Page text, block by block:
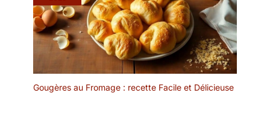
deux poignées latérales,
cette poêle en fonte
ovale est facile à
soulever et à transporter,
que ce soit du four à la
table ou de la cuisine au
compatibilité: Ce plat de
Gougères au Fromage : recette Facile et Délicieuse